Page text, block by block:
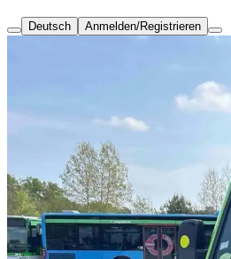
Deutsch Anmelden/Registrieren